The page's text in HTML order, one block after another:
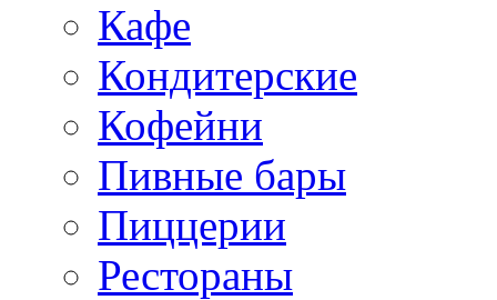
Кафе
Кондитерские
Кофейни
Пивные бары
Пиццерии
Рестораны